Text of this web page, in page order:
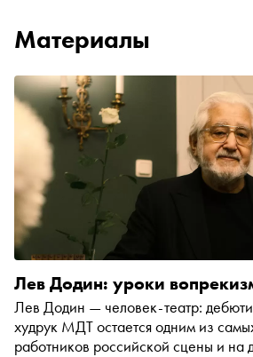
Материалы
Лев Додин: уроки
Лев Додин — человек-театр:
худрук МДТ остается одним из
работников российской сцены и на